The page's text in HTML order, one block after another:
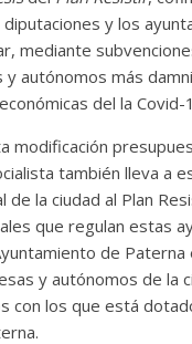
y los
mediante
y autónomos más
del la Covid-
modificación
también lleva a
de la ciudad al Plan
que regulan estas
de
y autónomos de la
con los que está